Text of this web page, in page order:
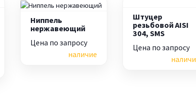
Ниппель
нержавеющий
Цена по запросу
наличие
Штуцер
резьбовой AISI
304, SMS
Цена по запросу